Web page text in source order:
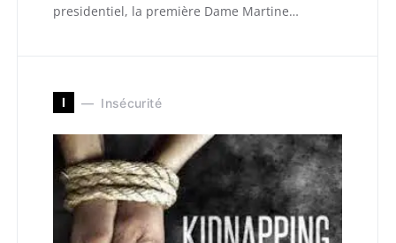
presidentiel, la première Dame Martine…
I Insécurité